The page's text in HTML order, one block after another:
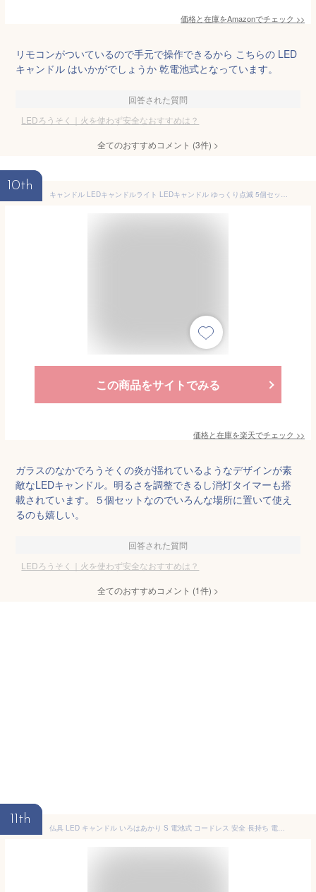
価格と在庫をAmazonでチェック >>
リモコンがついているので手元で操作できるから こちらの LED
キャンドル はいかがでしょうか 乾電池式となっています。
回答された質問
LEDろうそく｜火を使わず安全なおすすめは？
全てのおすすめコメント (3件) >
10th
キャンドル LEDキャンドルライト LEDキャンドル ゆっくり点滅 5個セット リモコン 明るさ調整 自動消灯タイマー 間接照明 安全 電池式 デコレーション インテリア 結婚式 玄関 ベランダ 防災パーティー プレゼント 癒し
この商品をサイトでみる
価格と在庫を楽天でチェック >>
ガラスのなかでろうそくの炎が揺れているようなデザインが素
敵なLEDキャンドル。明るさを調整できるし消灯タイマーも搭
載されています。５個セットなのでいろんな場所に置いて使え
るのも嬉しい。
回答された質問
LEDろうそく｜火を使わず安全なおすすめは？
全てのおすすめコメント (1件) >
11th
仏具 LED キャンドル いろはあかり S 電池式 コードレス 安全 長持ち 電子ろうそく 手元供養 水子供養 ペット供養 虹の橋 お供え 蝋燭 ワイヤレス かわいい おしゃれ 本物そっくり 桜 菊 花柄 ほおずき 迎え火